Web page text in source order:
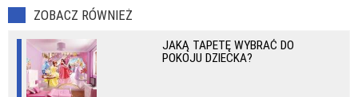
ZOBACZ RÓWNIEŻ
JAKĄ TAPETĘ WYBRAĆ DO
POKOJU DZIECKA?